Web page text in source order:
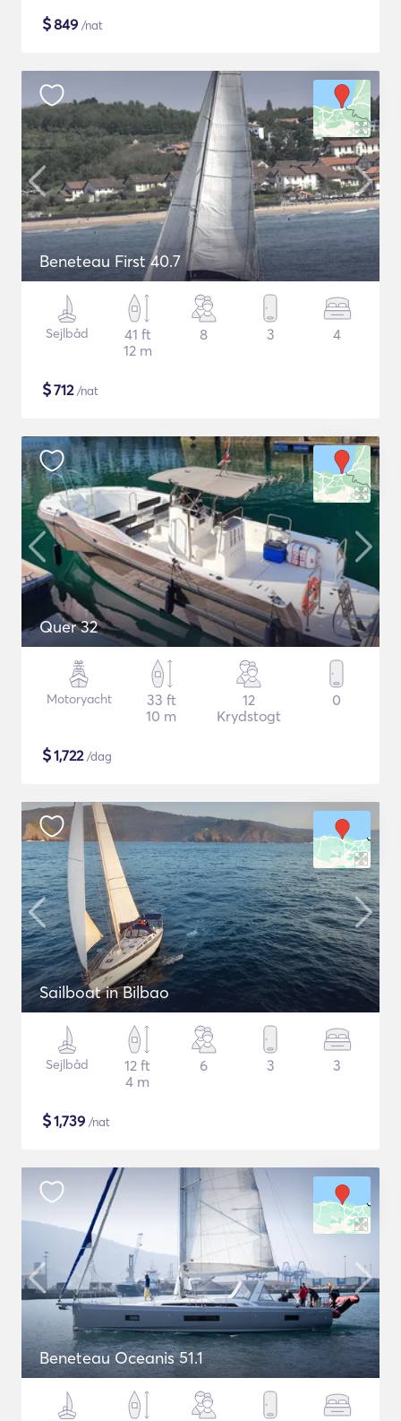
$849 /nat
Beneteau First 40.7
Sejlbåd
41 ft
12 m
8 3 4
$712/nat
Quer 32
Motoryacht
33 ft
10 m
12
Krydstogt
0
$1,722/dag
Sailboat in Bilbao
Sejlbåd
12 ft
4 m
6 3 3
$1,739 /nat
Beneteau Oceanis 51.1